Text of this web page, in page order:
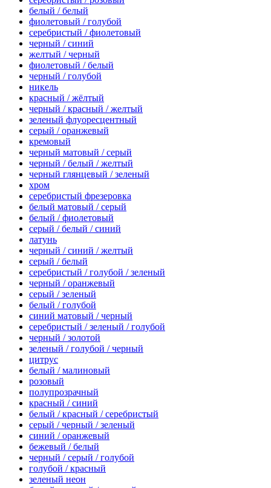
белый / белый
фиолетовый / голубой
серебристый / фиолетовый
черный / синий
желтый / черный
фиолетовый / белый
черный / голубой
никель
красный / жёлтый
черный / красный / желтый
зеленый флуоресцентный
серый / оранжевый
кремовый
черный матовый / серый
черный / белый / желтый
черный глянцевый / зеленый
хром
серебристый фрезеровка
белый матовый / серый
белый / фиолетовый
серый / белый / синий
латунь
черный / синий / желтый
серый / белый
серебристый / голубой / зеленый
черный / оранжевый
серый / зеленый
белый / голубой
синий матовый / черный
серебристый / зеленый / голубой
черный / золотой
зеленый / голубой / черный
цитрус
белый / малиновый
розовый
полупрозрачный
красный / синий
белый / красный / серебристый
серый / черный / зеленый
синий / оранжевый
бежевый / белый
черный / серый / голубой
голубой / красный
зеленый неон